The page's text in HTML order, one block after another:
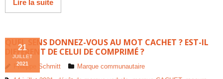
Lire la suite
QUEL SENS DONNEZ-VOUS AU MOT CACHET ? EST-IL
DIFFÉRENT DE CELUI DE COMPRIMÉ ?
21
JUILLET
2021
Philippe Schmitt
Marque communautaire